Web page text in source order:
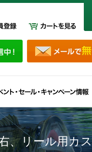
リール用カ